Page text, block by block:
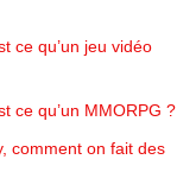
ce qu’un jeu vidéo
ce qu’un MMORPG ?
comment on fait des